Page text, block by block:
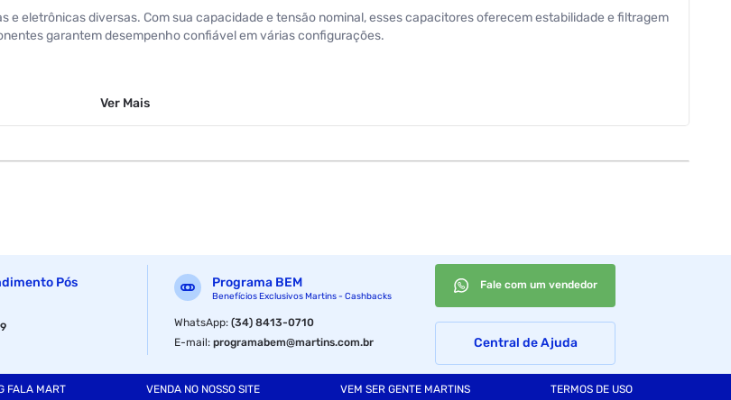
e eletrônicas diversas. Com sua capacidade e tensão nominal, esses capacitores oferecem estabilidade e filtragem
garantem desempenho confiável em várias configurações.
Ver Mais
Pós
Programa BEM
Benefícios Exclusivos Martins - Cashbacks
WhatsApp:(34) 8413-0710
E-mail:programabem@martins.com.br
Fale com um vendedor
Central de Ajuda
FALA MART VENDA NO NOSSO SITE VEM SER GENTE MARTINS TERMOS DE USO